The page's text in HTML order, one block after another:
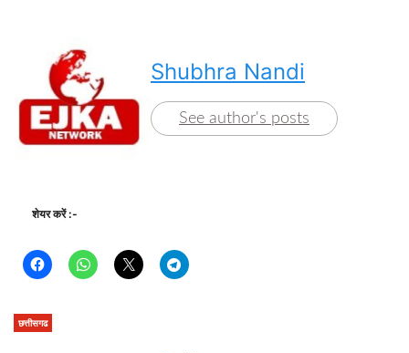
Shubhra Nandi
See author's posts
शेयर करें :-
छत्तीसगढ